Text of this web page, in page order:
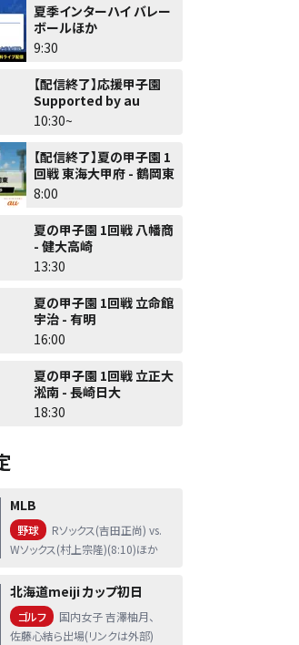
夏季インターハイ バレー
ボールほか
9:30
【配信終了】応援甲子園
Supported by au
10:30~
【配信終了】夏の甲子園 1
回戦 東海大甲府 - 鶴岡東
8:00
夏の甲子園 1回戦 八幡商
- 健大高崎
13:30
夏の甲子園 1回戦 立命館
宇治 - 有明
16:00
夏の甲子園 1回戦 立正大
淞南 - 長崎日大
18:30
MLB
野球
Rソックス(吉田正尚) vs.
Wソックス(村上宗隆)(8:10)ほか
北海道meiji カップ初日
ゴルフ
国内女子 吉澤柚月、
佐藤心結ら出場(リンクは外部)